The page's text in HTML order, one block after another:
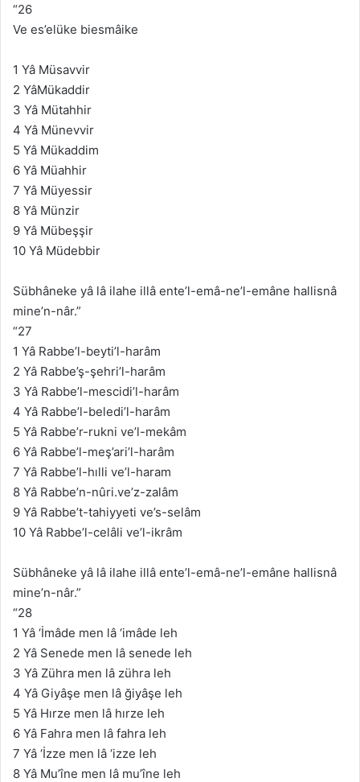
“26
Ve es’elüke biesmâike
1 Yâ Müsavvir
2 YâMükaddir
3 Yâ Mütahhir
4 Yâ Münevvir
5 Yâ Mükaddim
6 Yâ Müahhir
7 Yâ Müyessir
8 Yâ Münzir
9 Yâ Mübeşşir
10 Yâ Müdebbir
Sübhâneke yâ lâ ilahe illâ ente’l-emâ-ne’l-emâne hallisnâ
mine’n-nâr.”
“27
1 Yâ Rabbe’l-beyti’l-harâm
2 Yâ Rabbe’ş-şehri’l-harâm
3 Yâ Rabbe’l-mescidi’l-harâm
4 Yâ Rabbe’l-beledi’l-harâm
5 Yâ Rabbe’r-rukni ve’l-mekâm
6 Yâ Rabbe’l-meş’ari’l-harâm
7 Yâ Rabbe’l-hılli ve’l-haram
8 Yâ Rabbe’n-nûri.ve’z-zalâm
9 Yâ Rabbe’t-tahiyyeti ve’s-selâm
10 Yâ Rabbe’l-celâli ve’l-ikrâm
Sübhâneke yâ lâ ilahe illâ ente’l-emâ-ne’l-emâne hallisnâ
mine’n-nâr.”
“28
1 Yâ ‘İmâde men lâ ‘imâde leh
2 Yâ Senede men lâ senede leh
3 Yâ Zühra men lâ zühra leh
4 Yâ Giyâşe men lâ ğiyâşe leh
5 Yâ Hırze men lâ hırze leh
6 Yâ Fahra men lâ fahra leh
7 Yâ ‘İzze men lâ ‘izze leh
8 Yâ Mu’îne men lâ mu’îne leh